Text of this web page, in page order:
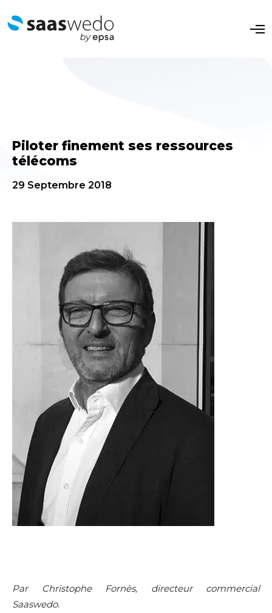
O
Piloter finement ses ressources
télécoms
29 Septembre 2018
Par Christophe Fornès, directeur commercial
Saaswedo.